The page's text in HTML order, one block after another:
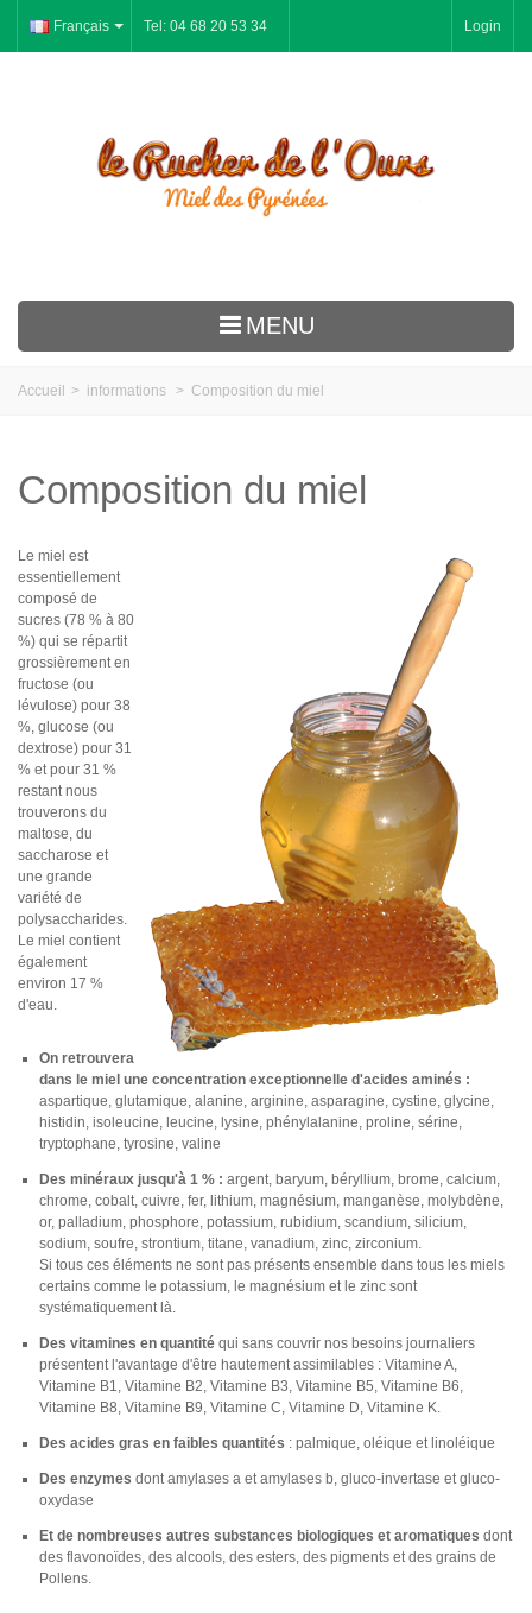
Français Tel: 04 68 20 53 34 Login
MENU
Gelée Royale Pollen Propolis
Douceurs et Coffrets Cadeaux
Miel et Apiculture
Recettes
Accueil > informations > Composition du miel
Composition du miel
Le miel est
essentiellement
composé de
sucres (78 % à 80
%) qui se répartit
grossièrement en
fructose (ou
lévulose) pour 38
%, glucose (ou
dextrose) pour 31
% et pour 31 %
restant nous
trouverons du
maltose, du
saccharose et
une grande
variété de
polysaccharides.
Le miel contient
également
environ 17 %
d'eau.
On retrouvera
dans le miel une concentration exceptionnelle d'acides aminés :
aspartique, glutamique, alanine, arginine, asparagine, cystine, glycine,
histidin, isoleucine, leucine, lysine, phénylalanine, proline, sérine,
tryptophane, tyrosine, valine
Des minéraux jusqu'à 1 % : argent, baryum, béryllium, brome, calcium,
chrome, cobalt, cuivre, fer, lithium, magnésium, manganèse, molybdène,
or, palladium, phosphore, potassium, rubidium, scandium, silicium,
sodium, soufre, strontium, titane, vanadium, zinc, zirconium.
Si tous ces éléments ne sont pas présents ensemble dans tous les miels
certains comme le potassium, le magnésium et le zinc sont
systématiquement là.
Des vitamines en quantité qui sans couvrir nos besoins journaliers
présentent l'avantage d'être hautement assimilables : Vitamine A,
Vitamine B1, Vitamine B2, Vitamine B3, Vitamine B5, Vitamine B6,
Vitamine B8, Vitamine B9, Vitamine C, Vitamine D, Vitamine K.
Des acides gras en faibles quantités : palmique, oléique et linoléique
Des enzymes dont amylases a et amylases b, gluco-invertase et gluco-
oxydase
Et de nombreuses autres substances biologiques et aromatiques dont
des flavonoïdes, des alcools, des esters, des pigments et des grains de
Pollens.